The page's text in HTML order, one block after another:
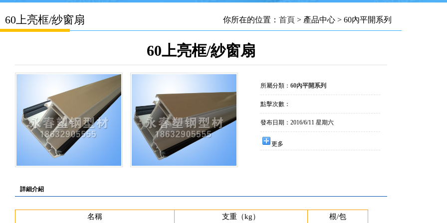
60上亮框/紗窗扇 你所在的位置： 首頁 > 產品中心 > 60內平開系列
60上亮框/紗窗扇
所屬分類： 60內平開系列
點擊次數：
發布日期： 2016/6/11 星期六
更多
詳細介紹
名稱 支重（kg） 根/包